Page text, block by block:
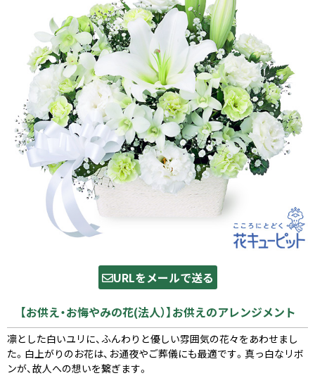
URLをメールで送る
【お供え・お悔やみの花(法人）】お供えのアレンジメント
凛とした白いユリに、ふんわりと優しい雰囲気の花々をあわせまし
た。白上がりのお花は、お通夜やご葬儀にも最適です。真っ白なリボ
ンが、故人への想いを繋ぎます。